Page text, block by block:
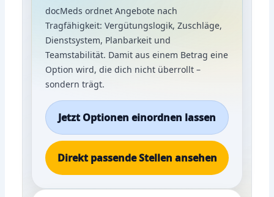
docMeds ordnet Angebote nach
Tragfähigkeit: Vergütungslogik, Zuschläge,
Dienstsystem, Planbarkeit und
Teamstabilität. Damit aus einem Betrag eine
Option wird, die dich nicht überrollt –
sondern trägt.
Jetzt Optionen einordnen lassen
Direkt passende Stellen ansehen